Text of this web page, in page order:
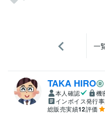
一
TAKA HIRO
本人確認
機
インボイス発行
総販売実績12評価